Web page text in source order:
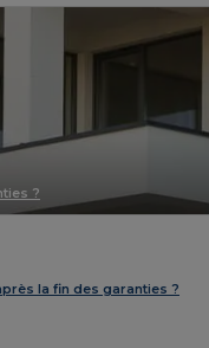
?
la fin des garanties ?